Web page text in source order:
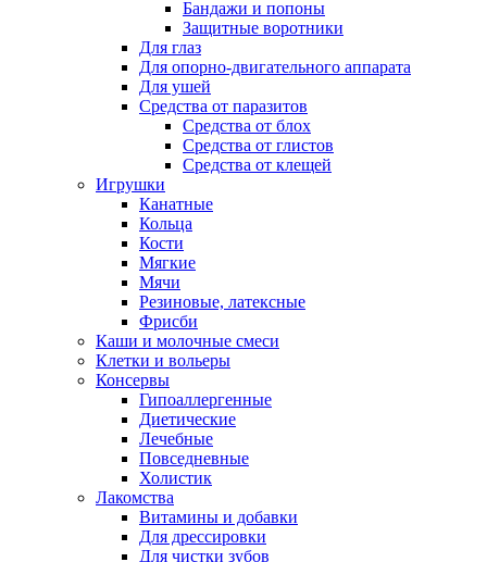
Бандажи и попоны
Защитные воротники
Для глаз
Для опорно-двигательного аппарата
Для ушей
Средства от паразитов
Средства от блох
Средства от глистов
Средства от клещей
Игрушки
Канатные
Кольца
Кости
Мягкие
Мячи
Резиновые, латексные
Фрисби
Каши и молочные смеси
Клетки и вольеры
Консервы
Гипоаллергенные
Диетические
Лечебные
Повседневные
Холистик
Лакомства
Витамины и добавки
Для дрессировки
Для чистки зубов